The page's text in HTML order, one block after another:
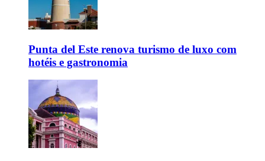
Punta del Este renova turismo de luxo com
hotéis e gastronomia